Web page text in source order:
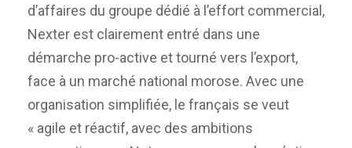
d’affaires du groupe dédié à l’effort commercial,
Nexter est clairement entré dans une
démarche pro-active et tourné vers l’export,
face à un marché national morose. Avec une
organisation simplifiée, le français se veut
« agile et réactif, avec des ambitions